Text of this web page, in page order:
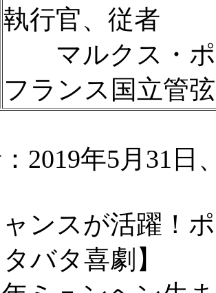
執行官、従者
マルクス・ポ
フランス国立管
2019年5月31
ンスが活躍！
バタ喜劇】